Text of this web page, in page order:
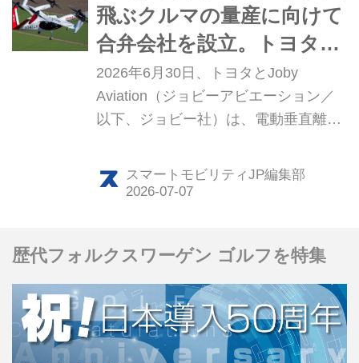
飛ぶクルマの量産に向けて
合弁会社を設立。トヨタ生
産方式を活かした機体生産
準備が本格化
2026年6月30日、トヨタとJoby
Aviation（ジョビーアビエーション／
以下、ジョビー社）は、電動垂直離着
設立に合意した。トヨタ生産方式とジ
ョビー社の技術開発力を融合し、空の
スマートモビリティJP編集部
歴代フォルクスワーゲン ゴルフを特集